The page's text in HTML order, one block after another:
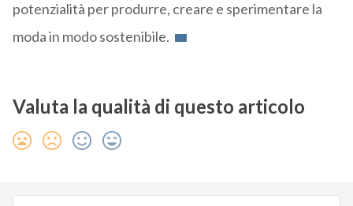
potenzialità per produrre, creare e sperimentare la
moda in modo sostenibile.
Valuta la qualità di questo articolo